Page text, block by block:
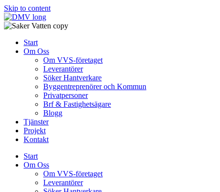
Skip to content
Start
Om Oss
Om VVS-företaget
Leverantörer
Söker Hantverkare
Byggentreprenörer och Kommun
Privatpersoner
Brf & Fastighetsägare
Blogg
Tjänster
Projekt
Kontakt
Start
Om Oss
Om VVS-företaget
Leverantörer